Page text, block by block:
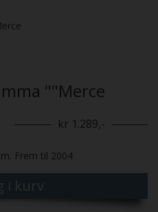
""Merce
kr 1.289,-
Frem til 2004
i kurv